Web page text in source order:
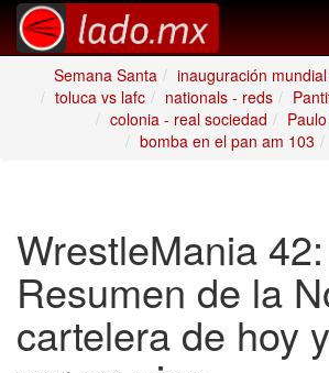
Semana Santa
inauguración
toluca vs lafc
nationals - reds
colonia - real sociedad
bomba en el pan am 103
WrestleMania 42:
Resumen de la
cartelera de hoy